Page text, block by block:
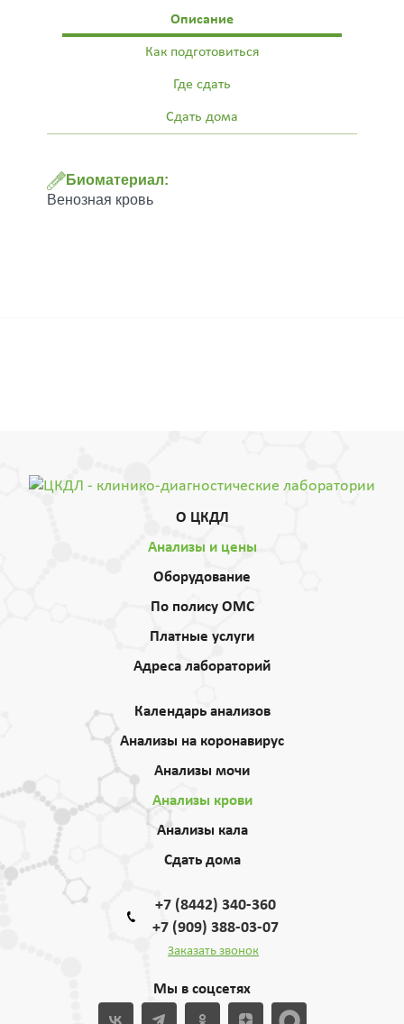
Описание
Как подготовиться
Где сдать
Сдать дома
Биоматериал:
Венозная кровь
О ЦКДЛ
Анализы и цены
Оборудование
По полису ОМС
Платные услуги
Адреса лабораторий
Календарь анализов
Анализы на коронавирус
Анализы мочи
Анализы крови
Анализы кала
Сдать дома
+7 (8442) 340-360
+7 (909) 388-03-07
Заказать звонок
Мы в соцсетях